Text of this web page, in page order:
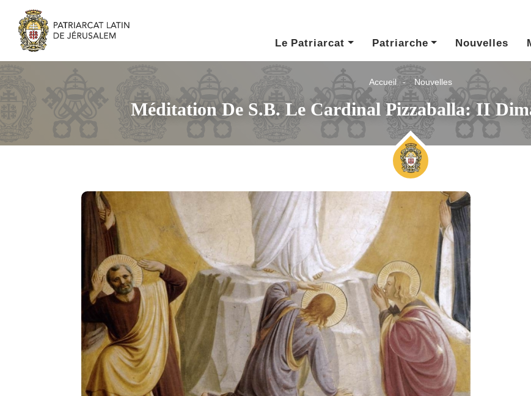
Le Patriarcat
Patriarche Nouvelles
Accueil Nouvelles
Méditation De S.B. Le Cardinal Pizzaballa: II